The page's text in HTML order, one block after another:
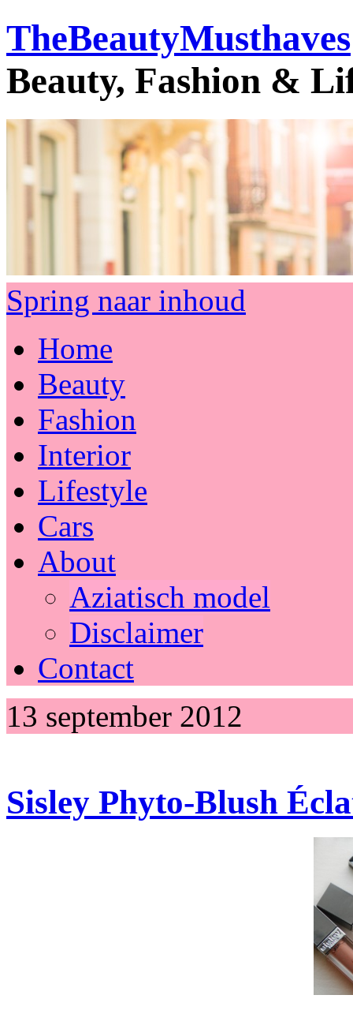
TheBeautyMusthaves
Beauty, Fashion &
Spring naar inhoud
Home
Beauty
Fashion
Interior
Lifestyle
Cars
About
Aziatisch model
Disclaimer
Contact
13 september 2012
Sisley Phyto-Blush